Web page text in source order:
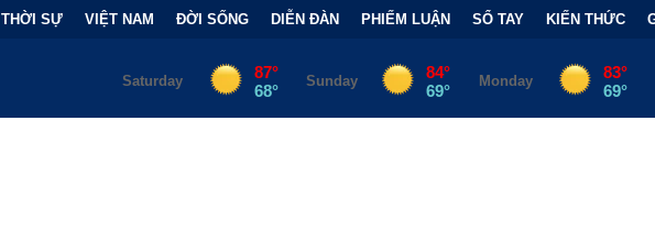
THỜI SỰ VIỆT NAM ĐỜI SỐNG DIỄN ĐÀN PHIẾM LUẬN SỔ TAY KIẾN THỨC